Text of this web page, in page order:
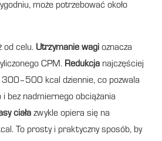
może potrzebować około
od celu. Utrzymanie wagi oznacza
CPM. Redukcja najczęściej
300–500 kcal dziennie, co pozwala
bez nadmiernego obciążania
ciała zwykle opiera się na
To prosty i praktyczny sposób, by